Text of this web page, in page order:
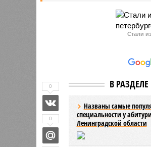
Стали
В РАЗДЕЛЕ
Названы самые
специальности у
Ленинградской области
0
0